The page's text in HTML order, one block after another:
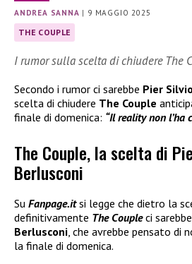
ANDREA SANNA | 9 MAGGIO 2025
THE COUPLE
I rumor sulla scelta di chiudere The
Secondo i rumor ci sarebbe Pier
scelta di chiudere The Couple
finale di domenica: “Il reality non l’ha
The Couple, la scelta di
Berlusconi
Su Fanpage.itsi legge che dietro la
definitivamente The Coupleci
Berlusconi , che avrebbe pensato di
la finale di domenica.